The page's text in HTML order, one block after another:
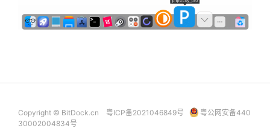
Copyright © BitDock.cn 粤ICP备2021046849号
粤公网安备440
30002004834号